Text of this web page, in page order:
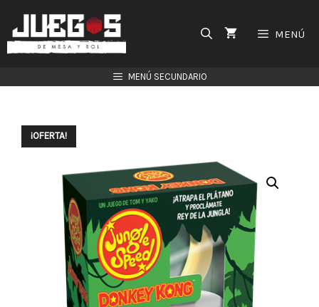
contenido
MENÚ
MENÚ SECUNDARIO
¡OFERTA!